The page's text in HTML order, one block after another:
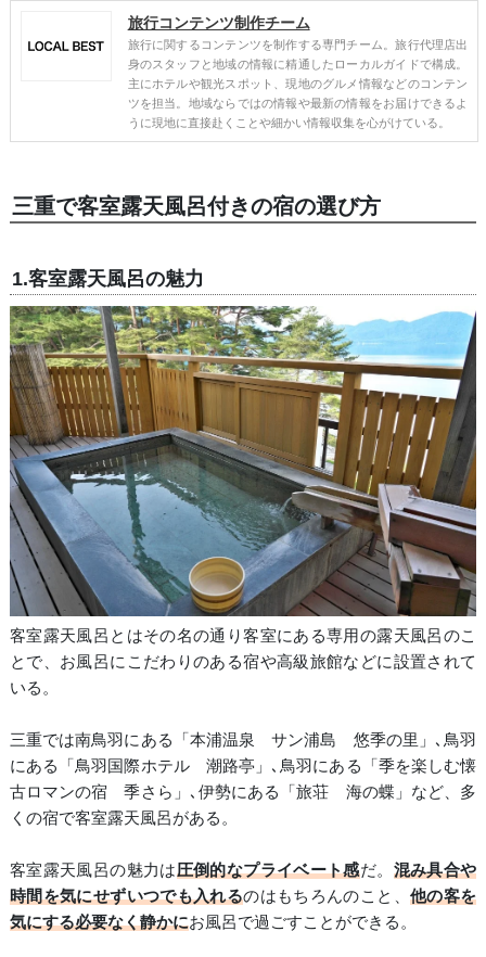
旅行コンテンツ制作チーム
旅行に関するコンテンツを制作する専門チーム。旅行代理店出
身のスタッフと地域の情報に精通したローカルガイドで構成。
主にホテルや観光スポット、現地のグルメ情報などのコンテン
ツを担当。地域ならではの情報や最新の情報をお届けできるよ
うに現地に直接赴くことや細かい情報収集を心がけている。
三重で客室露天風呂付きの宿の選び方
1.客室露天風呂の魅力
客室露天風呂とはその名の通り客室にある専用の露天風呂のこ
とで、お風呂にこだわりのある宿や高級旅館などに設置されて
いる。
三重では南鳥羽にある「本浦温泉 サン浦島 悠季の里」､鳥羽
にある「鳥羽国際ホテル 潮路亭」､鳥羽にある「季を楽しむ懐
古ロマンの宿 季さら」､伊勢にある「旅荘 海の蝶」など、多
くの宿で客室露天風呂がある。
客室露天風呂の魅力は圧倒的なプライベート感だ。 混み具合や
時間を気にせずいつでも入れるのはもちろんのこと、 他の客を
気にする必要なく静かにお風呂で過ごすことができる。